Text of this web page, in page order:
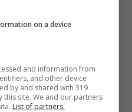
tra i giochi preferiti
facendole
on a device
and information from
and other device
by and shared with 319
this site. We and our partners
List of partners.